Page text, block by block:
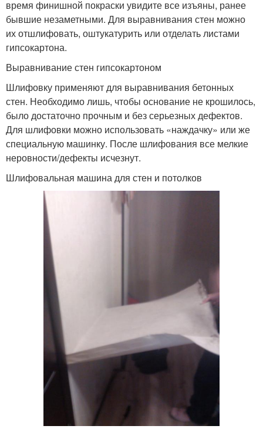
время финишной покраски увидите все изъяны, ранее
бывшие незаметными. Для выравнивания стен можно
их отшлифовать, оштукатурить или отделать листами
гипсокартона.
Выравнивание стен гипсокартоном
Шлифовку применяют для выравнивания бетонных
стен. Необходимо лишь, чтобы основание не крошилось,
было достаточно прочным и без серьезных дефектов.
Для шлифовки можно использовать «наждачку» или же
специальную машинку. После шлифования все мелкие
неровности/дефекты исчезнут.
Шлифовальная машина для стен и потолков